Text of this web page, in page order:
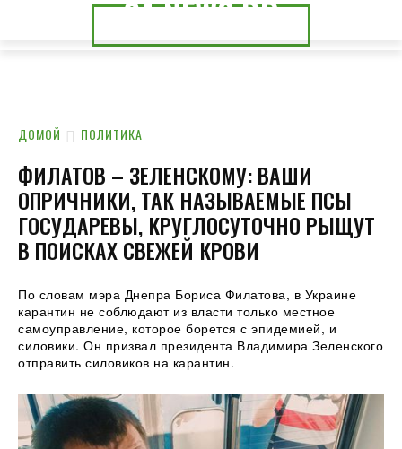
24.NEWS.CK
24.NEWS.DP
ДОМОЙ ПОЛИТИКА
ФИЛАТОВ – ЗЕЛЕНСКОМУ: ВАШИ
ОПРИЧНИКИ, ТАК НАЗЫВАЕМЫЕ ПСЫ
ГОСУДАРЕВЫ, КРУГЛОСУТОЧНО РЫЩУТ
В ПОИСКАХ СВЕЖЕЙ КРОВИ
По словам мэра Днепра Бориса Филатова, в Украине
карантин не соблюдают из власти только местное
самоуправление, которое борется с эпидемией, и
силовики. Он призвал президента Владимира Зеленского
отправить силовиков на карантин.